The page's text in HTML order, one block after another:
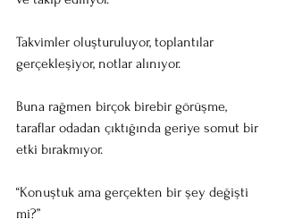
Takvimler oluşturuluyor, toplantılar
gerçekleşiyor, notlar alınıyor.
Buna rağmen birçok birebir görüşme,
taraflar odadan çıktığında geriye somut bir
etki bırakmıyor.
“Konuştuk ama gerçekten bir şey değişti
mi?”